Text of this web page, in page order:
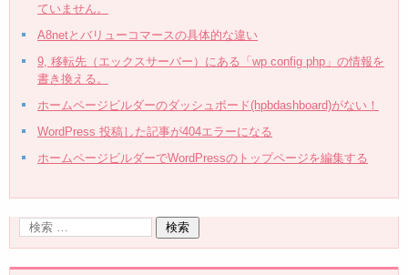
ていません。
A8netとバリューコマースの具体的な違い
9, 移転先（エックスサーバー）にある「wp config php」の情報を
書き換える。
ホームページビルダーのダッシュボード(hpbdashboard)がない！
WordPress 投稿した記事が404エラーになる
ホームページビルダーでWordPressのトップページを編集する